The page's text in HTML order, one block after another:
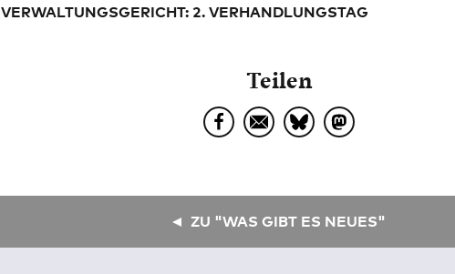
VERWALTUNGSGERICHT: 2. VERHANDLUNGSTAG
Teilen
ZU "WAS GIBT ES NEUES"